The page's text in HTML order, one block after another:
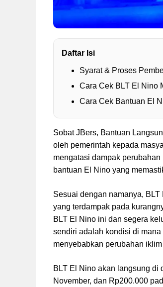
Daftar Isi
Syarat & Proses
Cara Cek BLT El Nino
Cara Cek Bantuan El
Sobat JBers, Bantuan
oleh pemerintah kepada
mengatasi dampak
bantuan El Nino yang
Sesuai dengan namanya,
yang terdampak pada
BLT El Nino ini dan segera
sendiri adalah kondisi di
menyebabkan perubahan
BLT El Nino akan langsung di
November, dan Rp200.000